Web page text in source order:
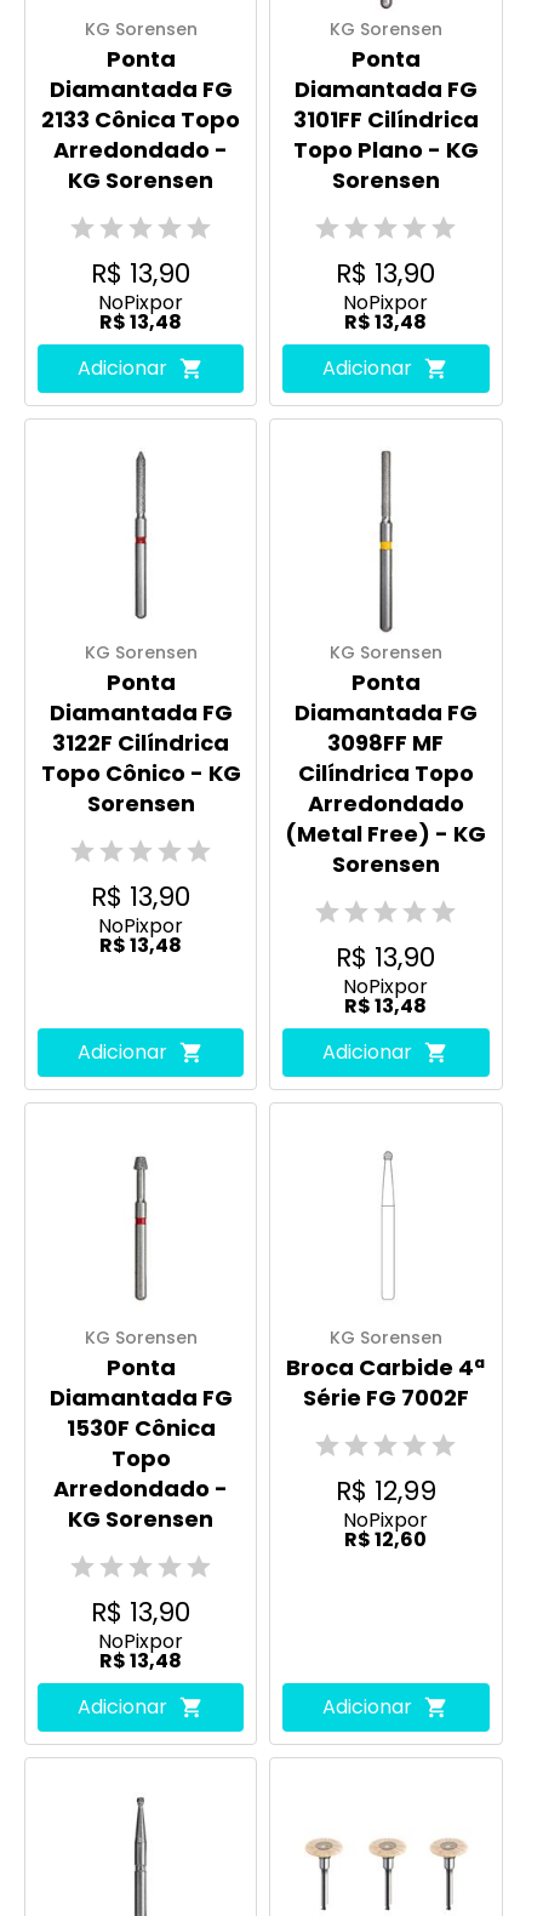
KG Sorensen
Ponta
Diamantada FG
2133 Cônica Topo
Arredondado -
KG Sorensen
R$ 13,90
NoPixpor
R$ 13,48
Adicionar
KG Sorensen
Ponta
Diamantada FG
3101FF Cilíndrica
Topo Plano - KG
Sorensen
R$ 13,90
NoPixpor
R$ 13,48
Adicionar
KG Sorensen
Ponta
Diamantada FG
3122F Cilíndrica
Topo Cônico - KG
Sorensen
R$ 13,90
NoPixpor
R$ 13,48
Adicionar
KG Sorensen
Ponta
Diamantada FG
3098FF MF
Cilíndrica Topo
Arredondado
(Metal Free) - KG
Sorensen
R$ 13,90
NoPixpor
R$ 13,48
Adicionar
KG Sorensen
Ponta
Diamantada FG
1530F Cônica
Topo
Arredondado -
KG Sorensen
R$ 13,90
NoPixpor
R$ 13,48
Adicionar
KG Sorensen
Broca Carbide 4ª
Série FG 7002F
R$ 12,99
NoPixpor
R$ 12,60
Adicionar